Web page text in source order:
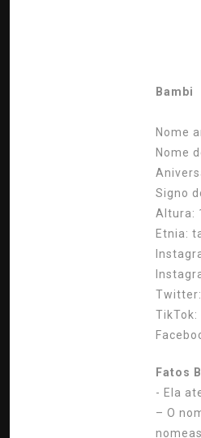
Bambi
Nome
Nome
Signo
Altura:
Etnia:
Twitter:
TikTok:
Fatos
- Ela
– O